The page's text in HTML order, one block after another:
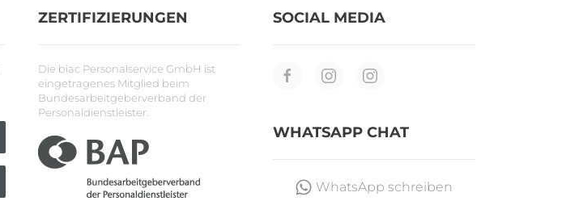
ZERTIFIZIERUNGEN
Die biac Personalservice GmbH ist
eingetragenes Mitglied beim
Bundesarbeitgeberverband der
Personaldienstleister.
SOCIAL MEDIA
WHATSAPP CHAT
WhatsApp schreiben